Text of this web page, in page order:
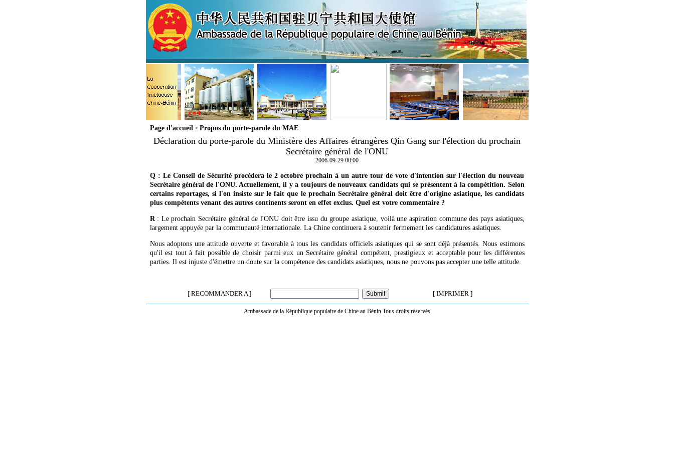
Page d'accueil> Propos du porte-parole du MAE
Déclaration du porte-parole du Ministère des Affaires étrangères Qin Gang sur l'élection du prochain
Secrétaire général de l'ONU
2006-09-29 00:00
Q : Le Conseil de Sécurité procédera le 2 octobre prochain à un autre tour de vote d'intention sur l'élection du nouveau
Secrétaire général de l'ONU. Actuellement, il y a toujours de nouveaux candidats qui se présentent à la compétition. Selon
certains reportages, si l'on insiste sur le fait que le prochain Secrétaire général doit être d'origine asiatique, les candidats
plus compétents venant des autres continents seront en effet exclus. Quel est votre commentaire ?
R: Le prochain Secrétaire général de l'ONU doit être issu du groupe asiatique, voilà une aspiration commune des pays asiatiques,
largement appuyée par la communauté internationale. La Chine continuera à soutenir fermement les candidatures asiatiques.
Nous adoptons une attitude ouverte et favorable à tous les candidats officiels asiatiques qui se sont déjà présentés. Nous estimons
qu'il est tout à fait possible de choisir parmi eux un Secrétaire général compétent, prestigieux et acceptable pour les différentes
parties. Il est injuste d'émettre un doute sur la compétence des candidats asiatiques, nous ne pouvons pas accepter une telle attitude.
[ RECOMMANDER A ] [ IMPRIMER ]
Ambassade de la République populaire de Chine au Bénin Tous droits réservés